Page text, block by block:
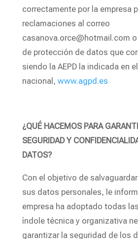
correctamente por la empresa
reclamaciones al correo
casanova.orce@hotmail.com
de protección de datos que
siendo la AEPD la indicada en
nacional, www.agpd.es
¿QUÉ HACEMOS PARA
SEGURIDAD Y
DATOS?
Con el objetivo de
sus datos personales, le
empresa ha adoptado todas
índole técnica y organizativa
garantizar la seguridad de los